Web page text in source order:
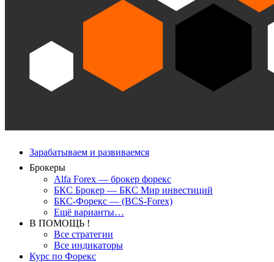
Зарабатываем и развиваемся
Брокеры
Alfa Forex — брокер форекс
БКС Брокер — БКС Мир инвестиций
БКС-Форекс — (BCS-Forex)
Ещё варианты…
В ПОМОЩЬ !
Все стратегии
Все индикаторы
Курс по Форекс